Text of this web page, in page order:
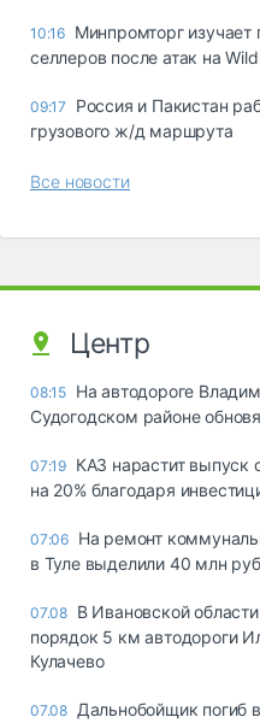
10:16 Минпромторг
селлеров после атак на
09:17
Россия и Пакистан
грузового ж/д маршрута
Все новости
Центр
08:15 На автодороге
Судогодском районе
07:19 КАЗ нарастит выпуск
на 20% благодаря
07:06 На ремонт
в Туле выделили 40 млн
07.08 В Ивановской
порядок 5 км автодороги
Кулачево
07.08 Дальнобойщик погиб